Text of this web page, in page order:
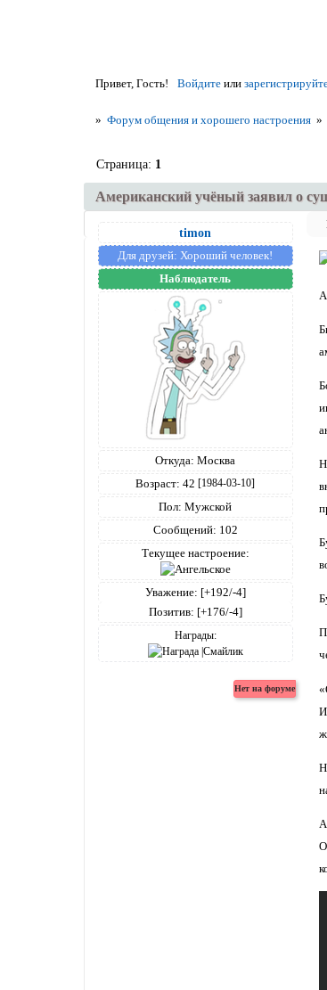
Привет, Гость! Войдитеили
» Форум общения и хорошего настроения »
Американский учёный заявил о
Страница: 1
timon
Для друзей: Хороший человек!
Наблюдатель
Откуда: Москва
Возраст: 42 [1984-03-10]
Пол: Мужской
Сообщений: 102
Текущее настроение:
Уважение: [+192/-4]
Позитив: [+176/-4]
Награды: